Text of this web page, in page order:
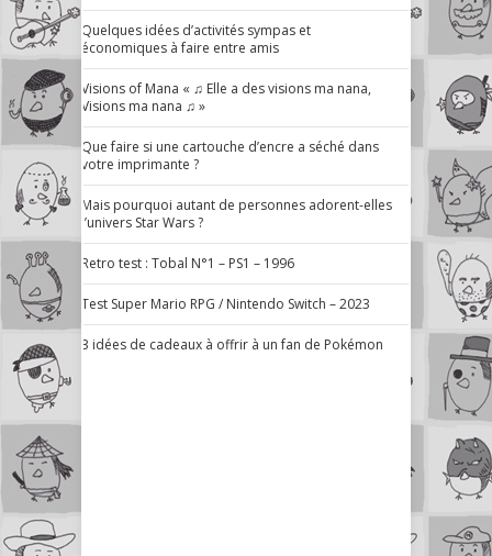
Quelques idées d’activités sympas et
économiques à faire entre amis
Visions of Mana « ♫ Elle a des visions ma nana,
Visions ma nana ♫ »
Que faire si une cartouche d’encre a séché dans
votre imprimante ?
Mais pourquoi autant de personnes adorent-elles
l’univers Star Wars ?
Retro test : Tobal N°1 – PS1 – 1996
Test Super Mario RPG / Nintendo Switch – 2023
3 idées de cadeaux à offrir à un fan de Pokémon